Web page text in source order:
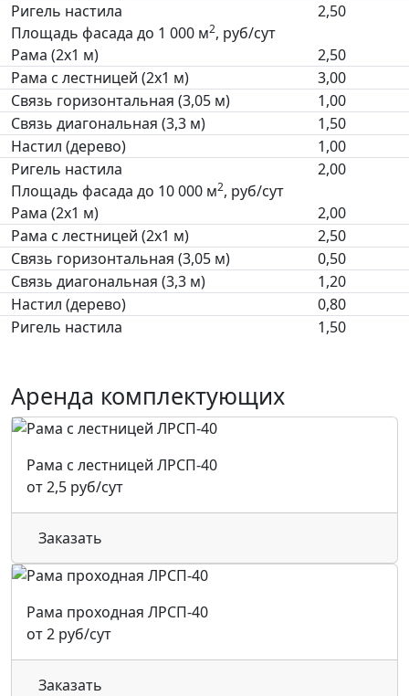
Ригель настила
2,50
Площадь фасада до 1 000 м2, руб/сут
Рама (2х1 м)
2,50
Рама с лестницей (2х1 м)
3,00
Связь горизонтальная (3,05 м)
1,00
Связь диагональная (3,3 м)
1,50
Настил (дерево)
1,00
Ригель настила
2,00
Площадь фасада до 10 000 м2, руб/сут
Рама (2х1 м)
2,00
Рама с лестницей (2х1 м)
2,50
Связь горизонтальная (3,05 м)
0,50
Связь диагональная (3,3 м)
1,20
Настил (дерево)
0,80
Ригель настила
1,50
Аренда комплектующих
Рама с лестницей ЛРСП-40
от 2,5 руб/сут
Заказать
Рама проходная ЛРСП-40
от 2 руб/сут
Заказать